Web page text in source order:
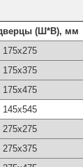
(Ш*В), мм
175х275
175х375
175х475
145х545
275х275
275х375